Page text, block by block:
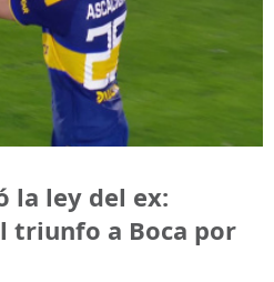
la ley del ex:
triunfo a Boca por